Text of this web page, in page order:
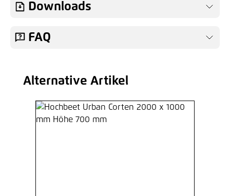
Downloads
FAQ
Produktgalerie überspringen
Alternative Artikel